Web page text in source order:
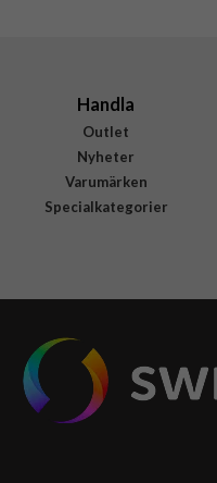
Handla
Outlet
Nyheter
Varumärken
Specialkategorier